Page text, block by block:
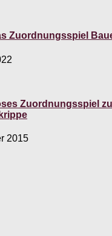
Zuordnungsspiel
Zuordnungsspiel
2015